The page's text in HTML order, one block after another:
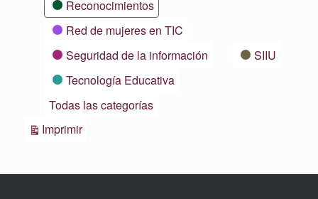
Reconocimientos
Red de mujeres en TIC
Seguridad de la información
SIIU
Tecnología Educativa
Todas las categorías
ImprimirVistas